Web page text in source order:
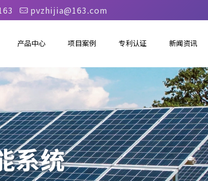
pvzhijia@163.com
产品中心 项目案例 专利认证 新闻资讯
系统